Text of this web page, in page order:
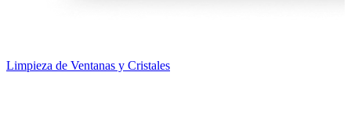
Limpieza de Ventanas y Cristales